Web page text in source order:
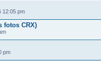
12:05 pm
fotos CRX)
pm